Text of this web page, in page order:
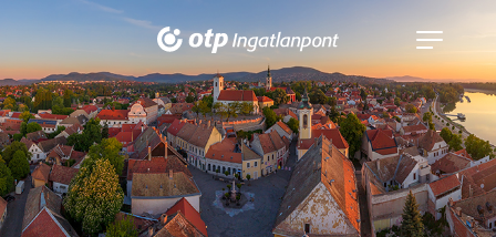
Navigáció
kinyitása